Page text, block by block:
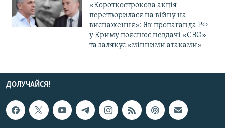
«Короткострокова акція
перетворилася на війну на
виснаження»: Як пропаганда РФ
у Криму пояснює невдачі «СВО»
та залякує «мінними атаками»
ДОЛУЧАЙСЯ!